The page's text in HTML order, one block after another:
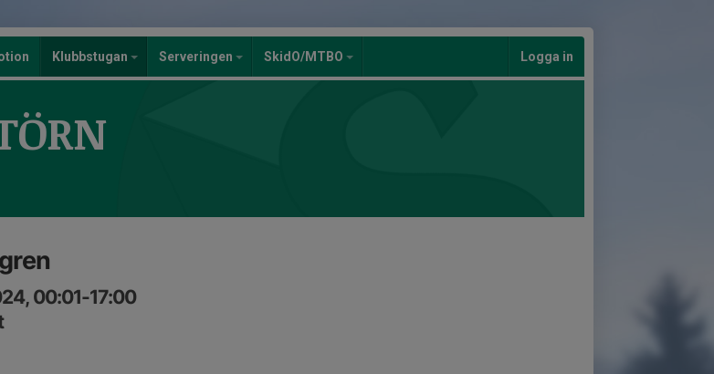
Klubbstugan Serveringen SkidO/MTBO Logga in
00:01-17:00